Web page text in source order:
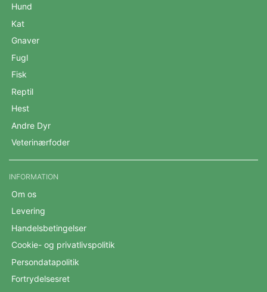
Hund
Kat
Gnaver
Fugl
Fisk
Reptil
Hest
Andre Dyr
Veterinærfoder
INFORMATION
Om os
Levering
Handelsbetingelser
Cookie- og privatlivspolitik
Persondatapolitik
Fortrydelsesret